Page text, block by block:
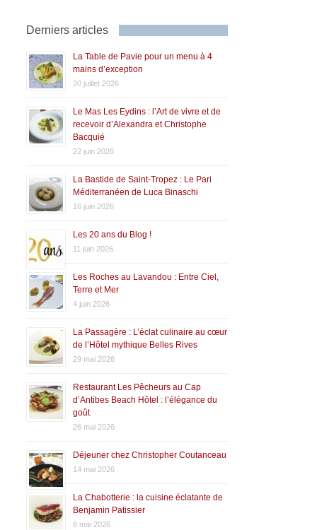
Derniers articles
La Table de Pavie pour un menu à 4
mains d’exception
20 juillet 2026
Le Mas Les Eydins : l’Art de vivre et de
recevoir d’Alexandra et Christophe
Bacquié
22 juin 2026
La Bastide de Saint-Tropez : Le Pari
Méditerranéen de Luca Binaschi
16 juin 2026
Les 20 ans du Blog !
11 juin 2026
Les Roches au Lavandou : Entre Ciel,
Terre et Mer
4 juin 2026
La Passagère : L’éclat culinaire au cœur
de l’Hôtel mythique Belles Rives
29 mai 2026
Restaurant Les Pêcheurs au Cap
d’Antibes Beach Hôtel : l’élégance du
goût
26 mai 2026
Déjeuner chez Christopher Coutanceau
14 mai 2026
La Chabotterie : la cuisine éclatante de
Benjamin Patissier
8 mai 2026